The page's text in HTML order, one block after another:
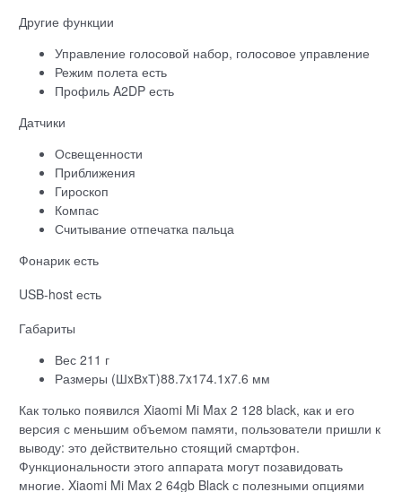
Другие функции
Управление голосовой набор, голосовое управление
Режим полета есть
Профиль A2DP есть
Датчики
Освещенности
Приближения
Гироскоп
Компас
Считывание отпечатка пальца
Фонарик есть
USB-host есть
Габариты
Вес 211 г
Размеры (ШxВxТ)88.7x174.1x7.6 мм
Как только появился Xiaomi Mi Max 2 128 black, как и его
версия с меньшим объемом памяти, пользователи пришли к
выводу: это действительно стоящий смартфон.
Функциональности этого аппарата могут позавидовать
многие. Xiaomi Mi Max 2 64gb Black с полезными опциями